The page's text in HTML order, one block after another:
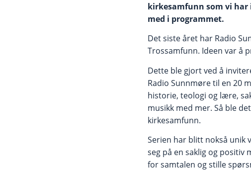
kirkesamfunn som vi har
med i programmet.
Det siste året har Radio
Trossamfunn. Ideen var å
Dette ble gjort ved å
Radio Sunnmøre til en 20
historie, teologi og lære,
musikk med mer. Så ble
kirkesamfunn.
Serien har blitt nokså unik
seg på en saklig og positiv
for samtalen og stille